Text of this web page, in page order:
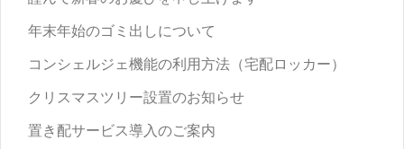
年末年始のゴミ出しについて
コンシェルジェ機能の利用方法（宅配ロッカー）
クリスマスツリー設置のお知らせ
置き配サービス導入のご案内